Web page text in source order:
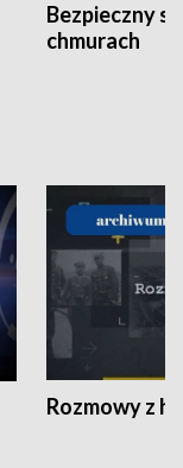
Bezpieczny
chmurach
Rozmowy z